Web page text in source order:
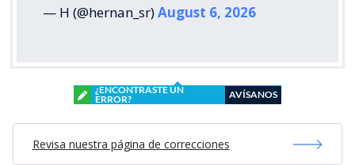
— H (@hernan_sr)August 6, 2026
¿ENCONTRASTE UN
ERROR?
AVÍSANOS
Revisa nuestra página de correcciones